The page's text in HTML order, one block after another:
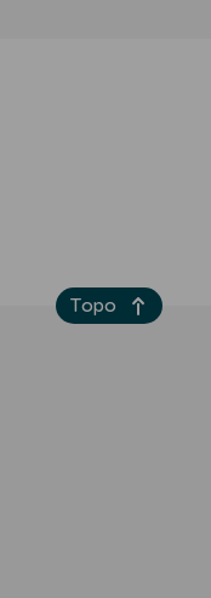
Topo